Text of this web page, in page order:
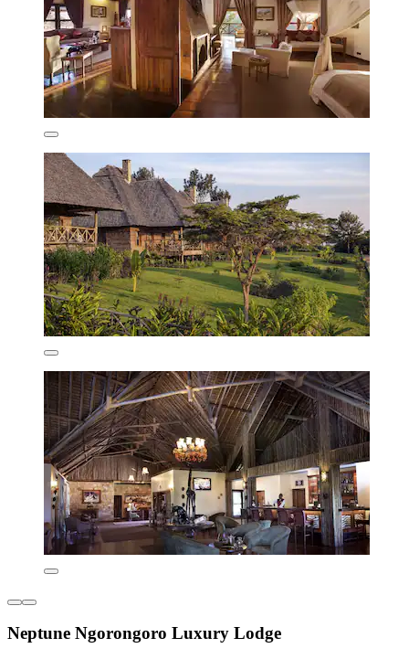
Neptune Ngorongoro Luxury Lodge